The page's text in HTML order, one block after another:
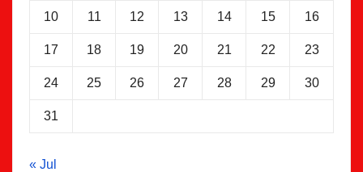
10 11 12 13 14 15 16
17 18 19 20 21 22 23
24 25 26 27 28 29 30
31
« Jul